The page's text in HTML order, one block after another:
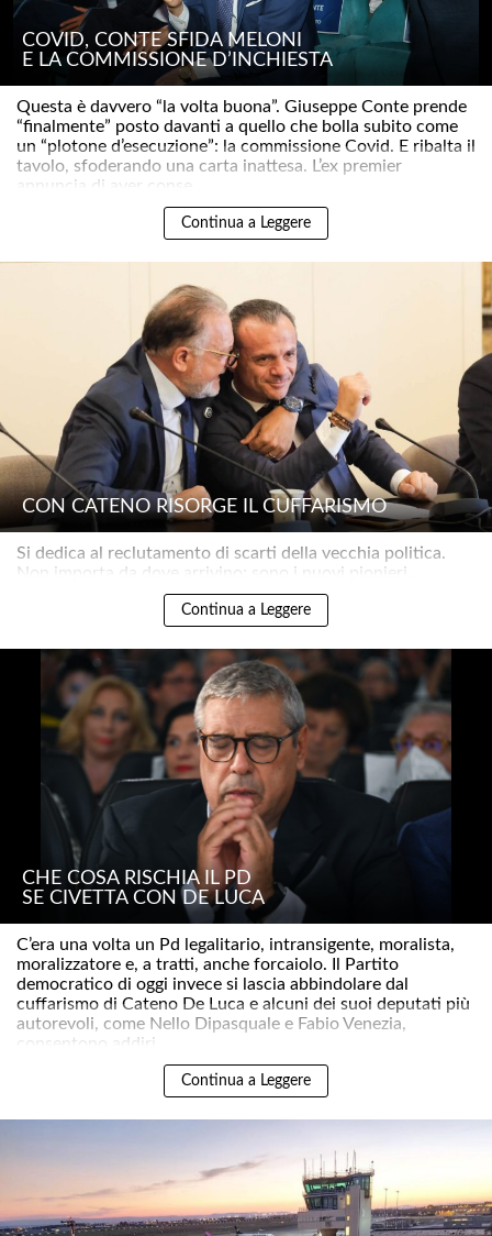
COVID, CONTE SFIDA MELONI
E LA COMMISSIONE D’INCHIESTA
Questa è davvero “la volta buona”. Giuseppe Conte prende
“finalmente” posto davanti a quello che bolla subito come
un “plotone d’esecuzione”: la commissione Covid. E ribalta il
tavolo, sfoderando una carta inattesa. L’ex premier
annuncia di aver conse..
Continua a Leggere
CON CATENO RISORGE IL CUFFARISMO
Si dedica al reclutamento di scarti della vecchia politica.
Non importa da dove arrivino: sono i nuovi pionieri..
Continua a Leggere
CHE COSA RISCHIA IL PD
SE CIVETTA CON DE LUCA
C’era una volta un Pd legalitario, intransigente, moralista,
moralizzatore e, a tratti, anche forcaiolo. Il Partito
democratico di oggi invece si lascia abbindolare dal
cuffarismo di Cateno De Luca e alcuni dei suoi deputati più
autorevoli, come Nello Dipasquale e Fabio Venezia,
consentono addiri..
Continua a Leggere